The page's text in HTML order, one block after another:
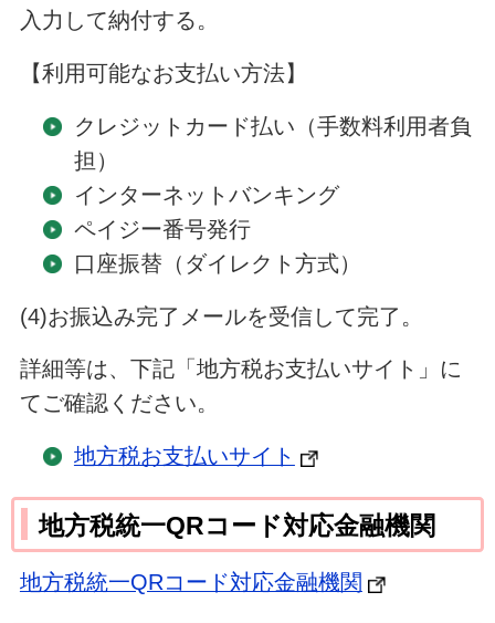
入力して納付する。
【利用可能なお支払い方法】
クレジットカード払い（手数料利用者負
担）
インターネットバンキング
ペイジー番号発行
口座振替（ダイレクト方式）
(4)お振込み完了メールを受信して完了。
詳細等は、下記「地方税お支払いサイト」に
てご確認ください。
地方税お支払いサイト
地方税統一QRコード対応金融機関
地方税統一QRコード対応金融機関